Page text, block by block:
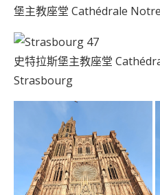
堡主教座堂 Cathédrale
史特拉斯堡主教座堂
Strasbourg